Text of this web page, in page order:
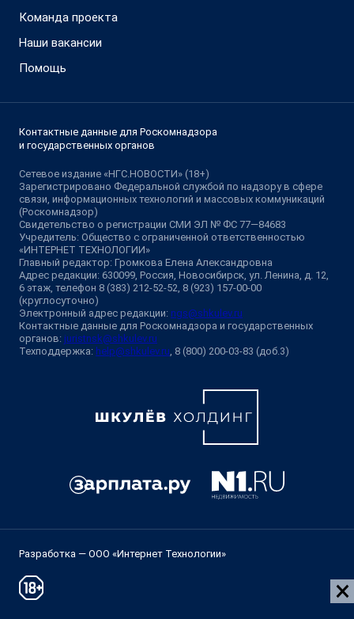
Команда проекта
Наши вакансии
Помощь
Контактные данные для Роскомнадзора
и государственных органов
Сетевое издание «НГС.НОВОСТИ» (18+)
Зарегистрировано Федеральной службой по надзору в сфере
связи, информационных технологий и массовых коммуникаций
(Роскомнадзор)
Свидетельство о регистрации СМИ ЭЛ № ФС 77—84683
Учредитель: Общество с ограниченной ответственностью
«ИНТЕРНЕТ ТЕХНОЛОГИИ»
Главный редактор: Громкова Елена Александровна
Адрес редакции: 630099, Россия, Новосибирск, ул. Ленина, д. 12,
6 этаж, телефон 8 (383) 212-52-52, 8 (923) 157-00-00
(круглосуточно)
Электронный адрес редакции: ngs@shkulev.ru
Контактные данные для Роскомнадзора и государственных
органов: juristnsk@shkulev.ru
Техподдержка: help@shkulev.ru , 8 (800) 200-03-83 (доб.3)
Разработка — ООО «Интернет Технологии»